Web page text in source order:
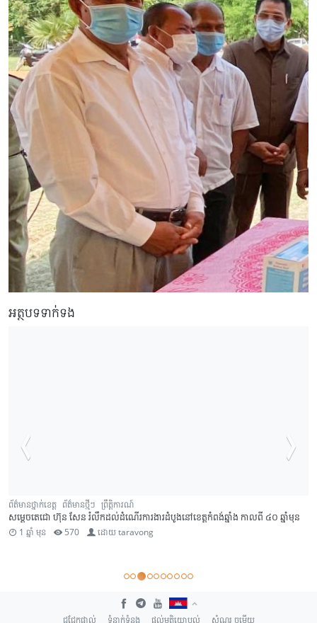
អត្ថបទទាក់ទង
ានថ្នាក់ខេត្ត ព័ត៌មានថ្មីៗ ព្រឹត្តិការណ៍
តេចតេជោ ហ៊ុន សែន រំលឹកដល់ដំណើរការងារដំបូងនៅខេត្តកំពង់ឆ្នាំង កាលពី ៤០ ឆ្នាំមុន
1 ឆ្នាំ មុន 570 ដោយtaravong
ជជែកផ្ទាល់ ទំនាក់ទំនង ផ្តល់មតិយោបល់ សំណួរ ចម្លើយ